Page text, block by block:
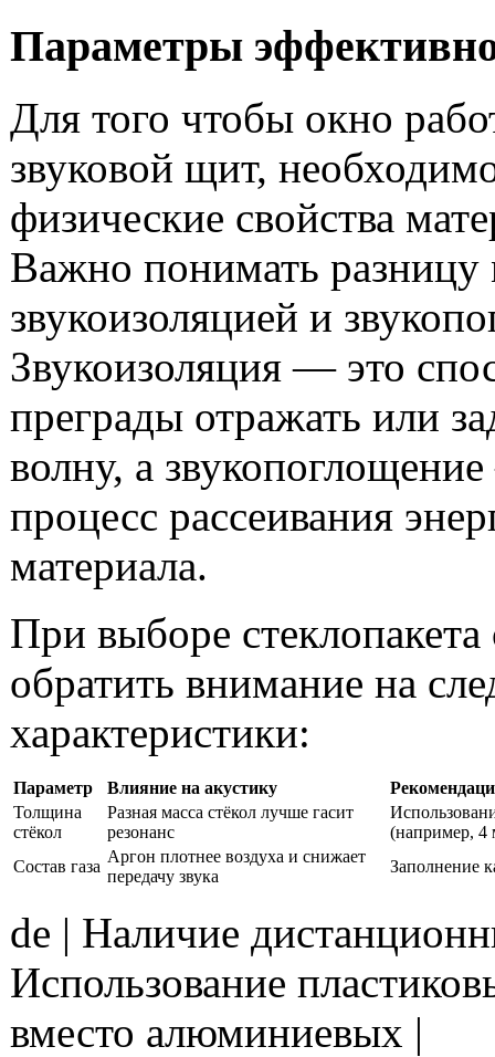
Параметры
Для того чтобы окно
звуковой щит,
физические свойства
Важно понимать
звукоизоляцией и
Звукоизоляция — это
преграды отражать или
волну, а
процесс рассеивания
материала.
При выборе стеклопакета
обратить внимание на
характеристики:
Параметр Влияние на акустику
Толщина
стёкол
Разная масса стёкол лучше гасит
резонанс
(например,
Состав газа
Аргон плотнее воздуха и снижает
передачу звука
Заполнение
de | Наличие
Использование
вместо алюминиевых |